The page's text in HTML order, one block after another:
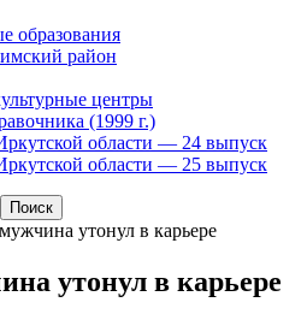
образования
район
центры
(1999 г.)
области — 24 выпуск
области — 25 выпуск
утонул в карьере
утонул в карьере